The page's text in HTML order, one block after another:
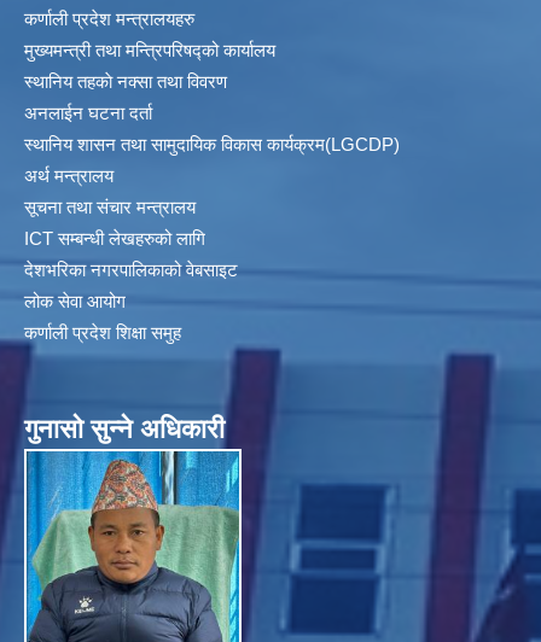
कर्णाली प्रदेश मन्त्रालयहरु
मुख्यमन्त्री तथा मन्त्रिपरिषद्को कार्यालय
स्थानिय तहकाे नक्सा तथा विवरण
अनलाईन घटना दर्ता
स्थानिय शासन तथा सामुदायिक विकास कार्यक्रम(LGCDP)
अर्थ मन्त्रालय
सूचना तथा संचार मन्त्रालय
ICT सम्बन्धी लेखहरुको लागि
देशभरिका नगरपालिकाको वेबसाइट
लोक सेवा आयोग
कर्णाली प्रदेश शिक्षा समुह
गुनासाे सुन्ने अधिकारी